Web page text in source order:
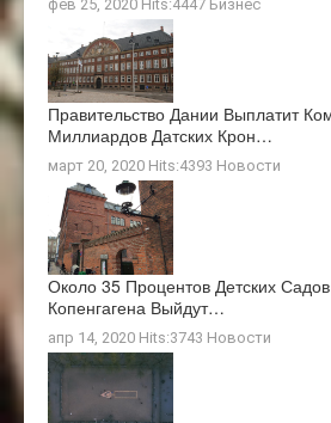
фев 25, 2020 Hits:4447 Бизнес
Правительство Дании Выплатит
Миллиардов Датских Крон…
март 20, 2020 Hits:4393 Новости
Около 35 Процентов Детских
Копенгагена Выйдут…
апр 14, 2020 Hits:3743 Новости